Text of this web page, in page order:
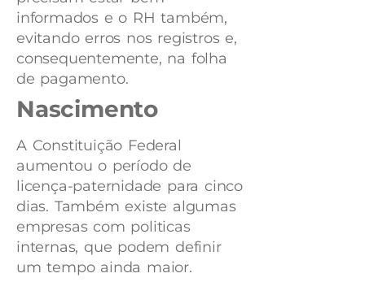
informados e o RH também,
evitando erros nos registros e,
consequentemente, na folha
de pagamento.
Nascimento
A Constituição Federal
aumentou o período de
licença-paternidade para cinco
dias. Também existe algumas
empresas com politicas
internas, que podem definir
um tempo ainda maior.